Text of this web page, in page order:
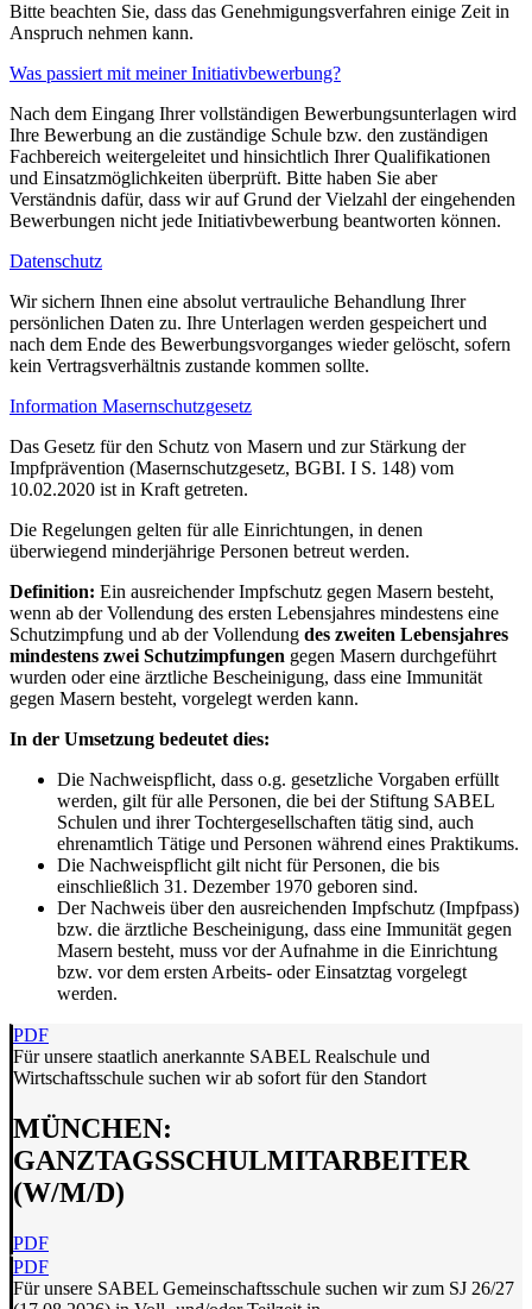
Bitte beachten Sie, dass das Genehmigungsverfahren einige Zeit in
Anspruch nehmen kann.
Was passiert mit meiner Initiativbewerbung?
Nach dem Eingang Ihrer vollständigen Bewerbungsunterlagen wird
Ihre Bewerbung an die zuständige Schule bzw. den zuständigen
Fachbereich weitergeleitet und hinsichtlich Ihrer Qualifikationen
und Einsatzmöglichkeiten überprüft. Bitte haben Sie aber
Verständnis dafür, dass wir auf Grund der Vielzahl der eingehenden
Bewerbungen nicht jede Initiativbewerbung beantworten können.
Datenschutz
Wir sichern Ihnen eine absolut vertrauliche Behandlung Ihrer
persönlichen Daten zu. Ihre Unterlagen werden gespeichert und
nach dem Ende des Bewerbungsvorganges wieder gelöscht, sofern
kein Vertragsverhältnis zustande kommen sollte.
Information Masernschutzgesetz
Das Gesetz für den Schutz von Masern und zur Stärkung der
Impfprävention (Masernschutzgesetz, BGBI. I S. 148) vom
10.02.2020 ist in Kraft getreten.
Die Regelungen gelten für alle Einrichtungen, in denen
überwiegend minderjährige Personen betreut werden.
Definition: Ein ausreichender Impfschutz gegen Masern besteht,
wenn ab der Vollendung des ersten Lebensjahres mindestens eine
Schutzimpfung und ab der Vollendung des zweiten Lebensjahres
mindestens zwei Schutzimpfungen gegen Masern durchgeführt
wurden oder eine ärztliche Bescheinigung, dass eine Immunität
gegen Masern besteht, vorgelegt werden kann.
In der Umsetzung bedeutet dies:
Die Nachweispflicht, dass o.g. gesetzliche Vorgaben erfüllt
werden, gilt für alle Personen, die bei der Stiftung SABEL
Schulen und ihrer Tochtergesellschaften tätig sind, auch
ehrenamtlich Tätige und Personen während eines Praktikums.
Die Nachweispflicht gilt nicht für Personen, die bis
einschließlich 31. Dezember 1970 geboren sind.
Der Nachweis über den ausreichenden Impfschutz (Impfpass)
bzw. die ärztliche Bescheinigung, dass eine Immunität gegen
Masern besteht, muss vor der Aufnahme in die Einrichtung
bzw. vor dem ersten Arbeits- oder Einsatztag vorgelegt
werden.
PDF
Für unsere staatlich anerkannte SABEL Realschule und
Wirtschaftsschule suchen wir ab sofort für den Standort
MÜNCHEN:
GANZTAGSSCHULMITARBEITER
(W/M/D)
PDF
PDF
Für unsere SABEL Gemeinschaftsschule suchen wir zum SJ 26/27